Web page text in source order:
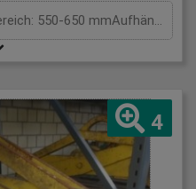
Tragfähigkeit: 2000 kgGreifbereich: 550-650 mmAufhängung / Größe BxL: . 0Eigengewicht: . kgTragkraft: 2 tSpannweite: . mmGesamtleistungsbedarf: . kWMaschinengewicht ca.: . tRaumbedarf ca.: . m
4